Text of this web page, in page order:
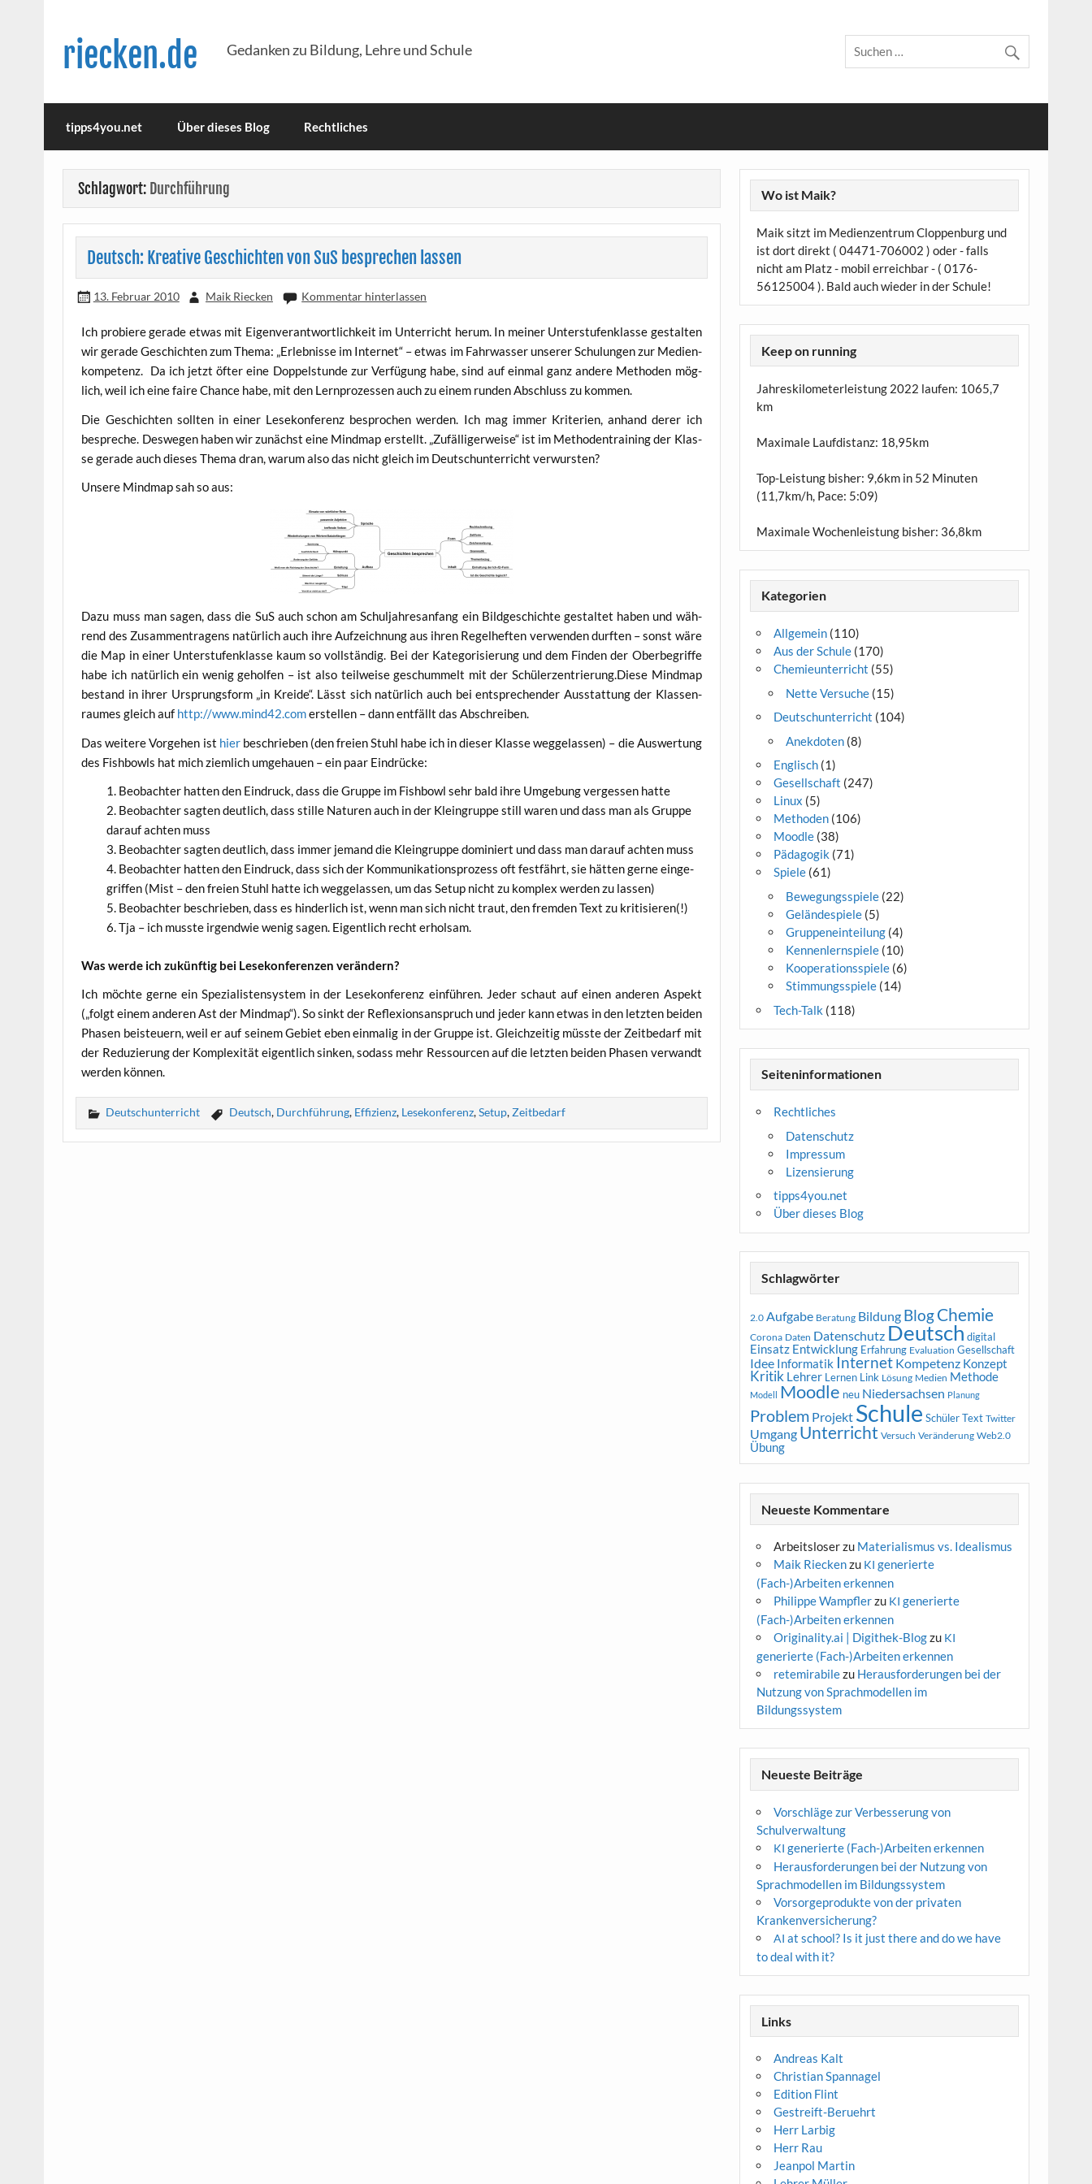
riecken.de Gedanken zu Bildung, Lehre und Schule
tipps4you.net Über dieses Blog Rechtliches
Schlagwort: Durchführung
Deutsch: Kreative Geschichten von SuS besprechen lassen
13. Februar 2010 Maik Riecken Kommentar hinterlassen
Ich pro­bie­re gera­de etwas mit Eigen­ver­ant­wort­lich­keit im Unter­richt her­um. In mei­ner Unter­stu­fen­klas­se gestal­ten
wir gera­de Geschich­ten zum The­ma: „Erleb­nis­se im Inter­net“ – etwas im Fahr­was­ser unse­rer Schu­lun­gen zur Medi­en­
kom­pe­tenz. Da ich jetzt öfter eine Dop­pel­stun­de zur Ver­fü­gung habe, sind auf ein­mal ganz ande­re Metho­den mög­
lich, weil ich eine fai­re Chan­ce habe, mit den Lern­pro­zes­sen auch zu einem run­den Abschluss zu kommen.
Die Geschich­ten soll­ten in einer Lese­kon­fe­renz bespro­chen wer­den. Ich mag immer Kri­te­ri­en, anhand derer ich
bespre­che. Des­we­gen haben wir zunächst eine Mind­map erstellt. „Zufäl­li­ger­wei­se“ ist im Metho­den­trai­ning der Klas­
se gera­de auch die­ses The­ma dran, war­um also das nicht gleich im Deutsch­un­ter­richt verwursten?
Unse­re Mind­map sah so aus:
Dazu muss man sagen, dass die SuS auch schon am Schul­jah­res­an­fang ein Bild­ge­schich­te gestal­tet haben und wäh­
rend des Zusam­men­tra­gens natür­lich auch ihre Auf­zeich­nung aus ihren Regel­hef­ten ver­wen­den durf­ten – sonst wäre
die Map in einer Unter­stu­fen­klas­se kaum so voll­stän­dig. Bei der Kate­go­ri­sie­rung und dem Fin­den der Ober­be­grif­fe
habe ich natür­lich ein wenig gehol­fen – ist also teil­wei­se geschum­melt mit der Schülerzentrierung.Diese Mind­map
bestand in ihrer Ursprungs­form „in Krei­de“. Lässt sich natür­lich auch bei ent­spre­chen­der Aus­stat­tung der Klas­sen­
rau­mes gleich auf http://www.mind42.comerstel­len – dann ent­fällt das Abschreiben.
Das wei­te­re Vor­ge­hen ist hierbeschrie­ben (den frei­en Stuhl habe ich in die­ser Klas­se weg­ge­las­sen) – die Aus­wer­tung
des Fish­bowls hat mich ziem­lich umge­hau­en – ein paar Eindrücke:
Beob­ach­ter hat­ten den Ein­druck, dass die Grup­pe im Fish­bowl sehr bald ihre Umge­bung ver­ges­sen hatte
Beob­ach­ter sag­ten deut­lich, dass stil­le Natu­ren auch in der Klein­grup­pe still waren und dass man als Grup­pe
dar­auf ach­ten muss
Beob­ach­ter sag­ten deut­lich, dass immer jemand die Klein­grup­pe domi­niert und dass man dar­auf ach­ten muss
Beob­ach­ter hat­ten den Ein­druck, dass sich der Kom­mu­ni­ka­ti­ons­pro­zess oft fest­fährt, sie hät­ten ger­ne ein­ge­
grif­fen (Mist – den frei­en Stuhl hat­te ich weg­ge­las­sen, um das Set­up nicht zu kom­plex wer­den zu lassen)
Beob­ach­ter beschrie­ben, dass es hin­der­lich ist, wenn man sich nicht traut, den frem­den Text zu kritisieren(!)
Tja – ich muss­te irgend­wie wenig sagen. Eigent­lich recht erholsam.
Was wer­de ich zukünf­tig bei Lese­kon­fe­ren­zen verändern?
Ich möch­te ger­ne ein Spe­zia­lis­ten­sys­tem in der Lese­kon­fe­renz ein­füh­ren. Jeder schaut auf einen ande­ren Aspekt
(„folgt einem ande­ren Ast der Mind­map“). So sinkt der Refle­xi­ons­an­spruch und jeder kann etwas in den letz­ten bei­den
Pha­sen bei­steu­ern, weil er auf sei­nem Gebiet eben ein­ma­lig in der Grup­pe ist. Gleich­zei­tig müss­te der Zeit­be­darf mit
der Redu­zie­rung der Kom­ple­xi­tät eigent­lich sin­ken, sodass mehr Res­sour­cen auf die letz­ten bei­den Pha­sen ver­wandt
wer­den können.
Deutschunterricht Deutsch, Durchführung, Effizienz, Lesekonferenz,Setup,Zeitbedarf
Wo ist Maik?
Maik sitzt im Medienzentrum Cloppenburg und
ist dort direkt ( 04471-706002 ) oder - falls
nicht am Platz - mobil erreichbar - ( 0176-
56125004 ). Bald auch wieder in der Schule!
Keep on running
Jahreskilometerleistung 2022 laufen: 1065,7
km
Maximale Laufdistanz: 18,95km
Top-Leistung bisher: 9,6km in 52 Minuten
(11,7km/h, Pace: 5:09)
Maximale Wochenleistung bisher: 36,8km
Kategorien
Allgemein (110)
Aus der Schule (170)
Chemieunterricht (55)
Nette Versuche (15)
Deutschunterricht (104)
Anekdoten (8)
Englisch (1)
Gesellschaft (247)
Linux (5)
Methoden (106)
Moodle (38)
Pädagogik (71)
Spiele (61)
Bewegungsspiele (22)
Geländespiele (5)
Gruppeneinteilung (4)
Kennenlernspiele (10)
Kooperationsspiele (6)
Stimmungsspiele (14)
Tech-Talk (118)
Seiteninformationen
Rechtliches
Datenschutz
Impressum
Lizensierung
tipps4you.net
Über dieses Blog
Schlagwörter
2.0 Aufgabe Beratung Bildung BlogChemie
Corona Daten Datenschutz Deutsch digital
Einsatz Entwicklung Erfahrung Evaluation Gesellschaft
Idee Informatik Internet Kompetenz Konzept
Kritik Lehrer Lernen Link Lösung Medien Methode
Modell Moodle neu Niedersachsen Planung
Problem Projekt Schule Schüler Text Twitter
Umgang Unterricht Versuch Veränderung Web2.0
Übung
Neueste Kommentare
Arbeitsloserzu Materialismus vs. Idealismus
Maik Rieckenzu KI generierte
(Fach-)Arbeiten erkennen
Philippe Wampflerzu KI generierte
(Fach-)Arbeiten erkennen
Originality.ai | Digithek-Blogzu KI
generierte (Fach-)Arbeiten erkennen
retemirabilezu Herausforderungen bei der
Nutzung von Sprachmodellen im
Bildungssystem
Neueste Beiträge
Vorschläge zur Verbesserung von
Schulverwaltung
KI generierte (Fach-)Arbeiten erkennen
Herausforderungen bei der Nutzung von
Sprachmodellen im Bildungssystem
Vorsorgeprodukte von der privaten
Krankenversicherung?
AI at school? Is it just there and do we have
to deal with it?
Links
Andreas Kalt
Christian Spannagel
Edition Flint
Gestreift-Beruehrt
Herr Larbig
Herr Rau
Jeanpol Martin